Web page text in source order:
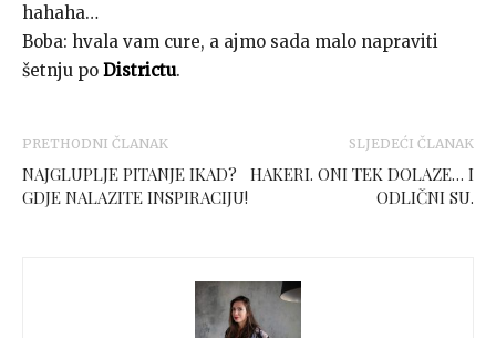
hahaha…
Boba: hvala vam cure, a ajmo sada malo napraviti
šetnju po Districtu.
PRETHODNI ČLANAK
NAJGLUPLJE PITANJE IKAD?
GDJE NALAZITE INSPIRACIJU!
SLJEDEĆI ČLANAK
HAKERI. ONI TEK DOLAZE… I
ODLIČNI SU.